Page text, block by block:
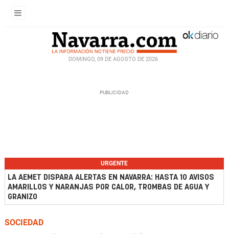
DOMINGO, 09 DE AGOSTO DE 2026
URGENTE
LA AEMET DISPARA ALERTAS EN NAVARRA: HASTA 10 AVISOS
AMARILLOS Y NARANJAS POR CALOR, TROMBAS DE AGUA Y
GRANIZO
SOCIEDAD